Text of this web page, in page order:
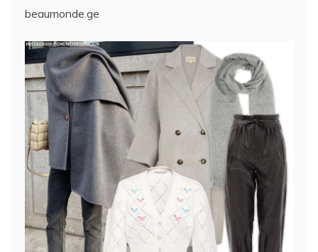
beaumonde.ge